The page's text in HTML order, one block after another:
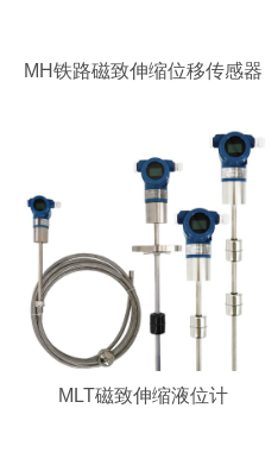
MH铁路磁致伸缩位移传感器
MLT磁致伸缩液位计